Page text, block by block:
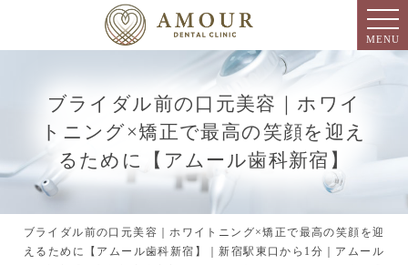
MENU
ブライダル前の口元美容｜ホワイ
トニング×矯正で最高の笑顔を迎え
るために【アムール歯科新宿】
ブライダル前の口元美容｜ホワイトニング×矯正で最高の笑顔を迎
えるために【アムール歯科新宿】｜新宿駅東口から1分｜アムール